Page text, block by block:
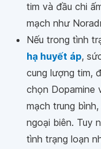
tim và đầu chi
mạch như
Nếu trong tình
hạ huyết áp,
cung lượng tim,
chọn Dopamine
mạch trung
ngoại biên. Tuy
tình trạng loạn